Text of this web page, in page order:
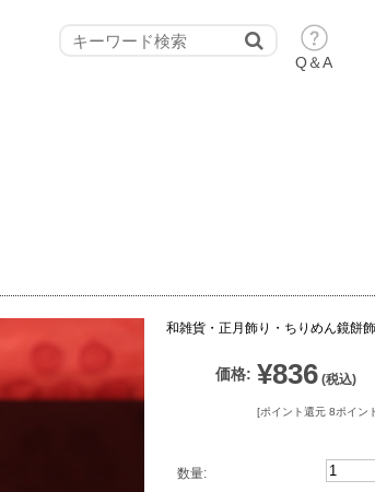
和雑貨・正月飾り・ちりめん鏡餅
価格: ¥836 (税込)
[ポイント還元 8ポイン
数量: